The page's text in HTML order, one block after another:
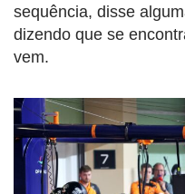
sequência, disse
dizendo que se
vem.